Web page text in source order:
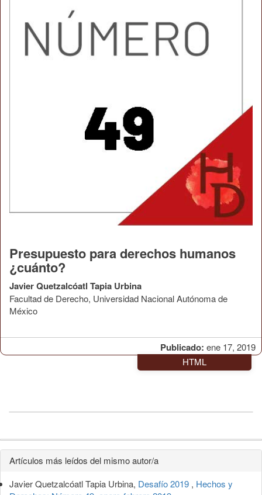
Publicado: ene 17, 2019
Presupuesto para derechos humanos
¿cuánto?
Javier Quetzalcóatl Tapia Urbina
Facultad de Derecho, Universidad Nacional Autónoma de
México
HTML
Detalles
del
Artículos más leídos del mismo autor/a
Javier Quetzalcóatl Tapia Urbina, Desafío 2019 , Hechos y